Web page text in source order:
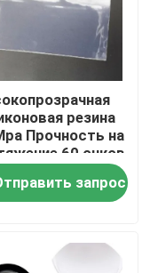
резина
Прочность на
60 очков
запрос